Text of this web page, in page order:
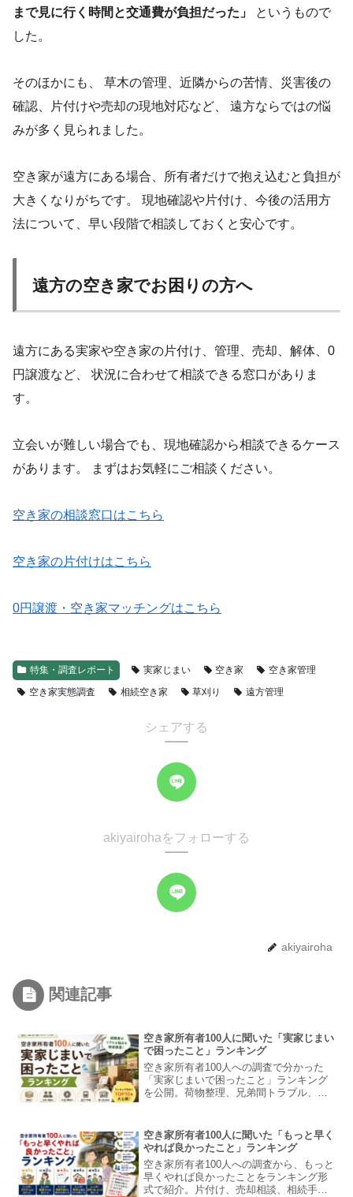
まで見に行く時間と交通費が負担だった」
というもので
した。
そのほかにも、 草木の管理、近隣からの苦情、災害後の
確認、片付けや売却の現地対応など、 遠方ならではの悩
みが多く見られました。
空き家が遠方にある場合、所有者だけで抱え込むと負担が
大きくなりがちです。 現地確認や片付け、今後の活用方
法について、早い段階で相談しておくと安心です。
遠方の空き家でお困りの方へ
遠方にある実家や空き家の片付け、管理、売却、解体、0
円譲渡など、 状況に合わせて相談できる窓口がありま
す。
立会いが難しい場合でも、現地確認から相談できるケース
があります。 まずはお気軽にご相談ください。
空き家の相談窓口はこちら
空き家の片付けはこちら
0円譲渡・空き家マッチングはこちら
特集・調査レポート 実家じまい 空き家
空き家管理
空き家実態調査
相続空き家 草刈り 遠方管理
シェアする
akiyairohaをフォローする
akiyairoha
関連記事
空き家所有者100人に聞いた「実家じまい
で困ったこと」ランキング
空き家所有者100人への調査で分かった
「実家じまいで困ったこと」ランキング
を公開。荷物整理、兄弟間トラブル、費
空き家所有者100人に聞いた「もっと早く
やれば良かったこと」ランキング
空き家所有者100人への調査から、もっと
早くやれば良かったことをランキング形
式で紹介。片付け、売却相談、相続手続